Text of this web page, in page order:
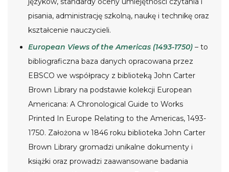
pisania, administrację szkolną, naukę i technikę oraz
kształcenie nauczycieli.
European Views of the Americas (1493-1750) – to
bibliograficzna baza danych opracowana przez
EBSCO we współpracy z biblioteką John Carter
Brown Library na podstawie kolekcji European
Americana: A Chronological Guide to Works
Printed In Europe Relating to the Americas, 1493-
1750. Założona w 1846 roku biblioteka John Carter
Brown Library gromadzi unikalne dokumenty i
książki oraz prowadzi zaawansowane badania